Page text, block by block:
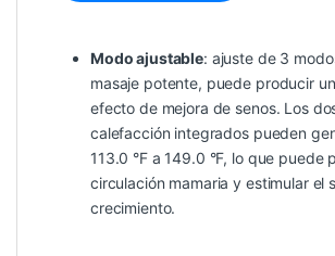
Modo ajustable: ajuste de 3
masaje potente, puede producir
efecto de mejora de senos. Los
calefacción integrados pueden
113.0 °F a 149.0 °F, lo que puede
circulación mamaria y estimular el
crecimiento.